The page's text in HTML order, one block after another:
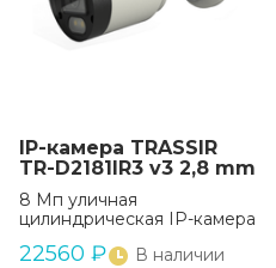
IP-камера TRASSIR
TR-D2181IR3 v3 2,8 mm
8 Мп уличная
цилиндрическая IP-камера
22560 ₽ В наличии